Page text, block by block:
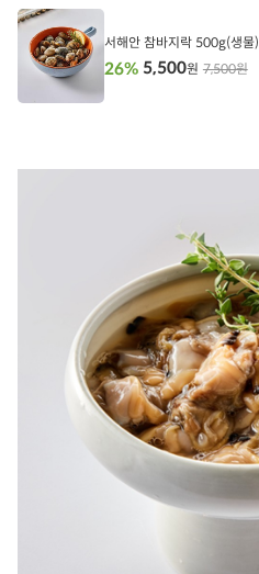
상
품
정
보
담
서해안 참바지락 500g(생물)
7,500원
26% 5,500원